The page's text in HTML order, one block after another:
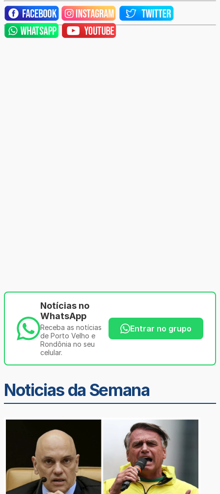
Notícias no
WhatsApp
Receba as notícias
de Porto Velho e
Rondônia no seu
celular.
Entrar no grupo
Noticias da Semana